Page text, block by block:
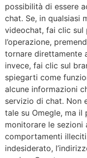
possibilità di essere
chat. Se, in qualsiasi
videochat, fai clic sul
l’operazione,
tornare direttamente
invece, fai clic sul
spiegarti come
alcune informazioni
servizio di chat. Non
tale su Omegle, ma il
monitorare le sezioni
comportamenti
indesiderato,